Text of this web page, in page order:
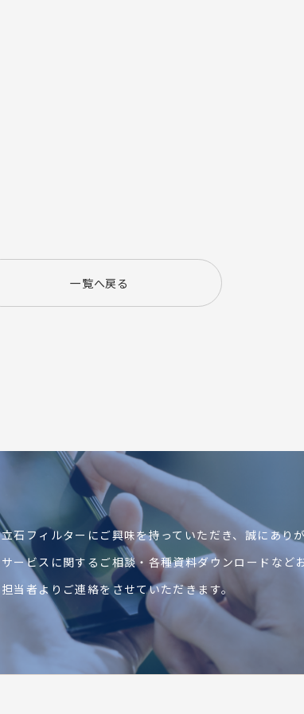
一覧へ戻る
立石フィルターにご興味を持っていただき、 誠にあり
サービスに関するご相談・各種資料ダウンロードなど
担当者よりご連絡をさせていただきます。